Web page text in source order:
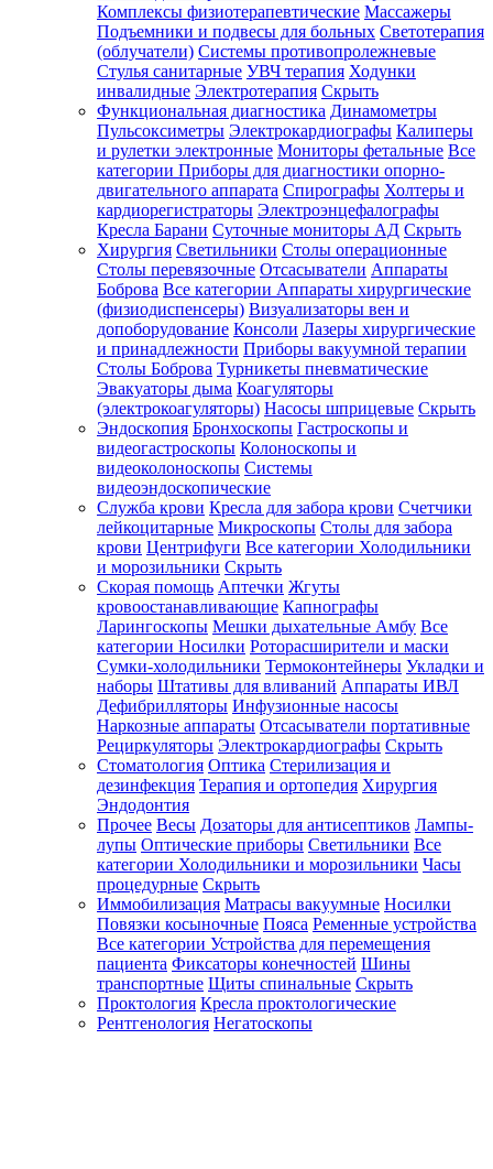
Комплексы физиотерапевтические Массажеры
Подъемники и подвесы для больных Светотерапия
(облучатели) Системы противопролежневые
Стулья санитарные УВЧ терапия Ходунки
инвалидные Электротерапия Скрыть
Функциональная диагностика Динамометры
Пульсоксиметры Электрокардиографы Калиперы
и рулетки электронные Мониторы фетальные Все
категории Приборы для диагностики опорно-
двигательного аппарата Спирографы Холтеры и
кардиорегистраторы Электроэнцефалографы
Кресла Барани Суточные мониторы АД Скрыть
Хирургия Светильники Столы операционные
Столы перевязочные Отсасыватели Аппараты
Боброва Все категории Аппараты хирургические
(физиодиспенсеры) Визуализаторы вен и
допоборудование Консоли Лазеры хирургические
и принадлежности Приборы вакуумной терапии
Столы Боброва Турникеты пневматические
Эвакуаторы дыма Коагуляторы
(электрокоагуляторы) Насосы шприцевые Скрыть
Эндоскопия Бронхоскопы Гастроскопы и
видеогастроскопы Колоноскопы и
видеоколоноскопы Системы
видеоэндоскопические
Служба крови Кресла для забора крови Счетчики
лейкоцитарные Микроскопы Столы для забора
крови Центрифуги Все категории Холодильники
и морозильники Скрыть
Скорая помощь Аптечки Жгуты
кровоостанавливающие Капнографы
Ларингоскопы Мешки дыхательные Амбу Все
категории Носилки Роторасширители и маски
Сумки-холодильники Термоконтейнеры Укладки и
наборы Штативы для вливаний Аппараты ИВЛ
Дефибрилляторы Инфузионные насосы
Наркозные аппараты Отсасыватели портативные
Рециркуляторы Электрокардиографы Скрыть
Стоматология Оптика Стерилизация и
дезинфекция Терапия и ортопедия Хирургия
Эндодонтия
Прочее Весы Дозаторы для антисептиков Лампы-
лупы Оптические приборы Светильники Все
категории Холодильники и морозильники Часы
процедурные Скрыть
Иммобилизация Матрасы вакуумные Носилки
Повязки косыночные Пояса Ременные устройства
Все категории Устройства для перемещения
пациента Фиксаторы конечностей Шины
транспортные Щиты спинальные Скрыть
Проктология Кресла проктологические
Рентгенология Негатоскопы